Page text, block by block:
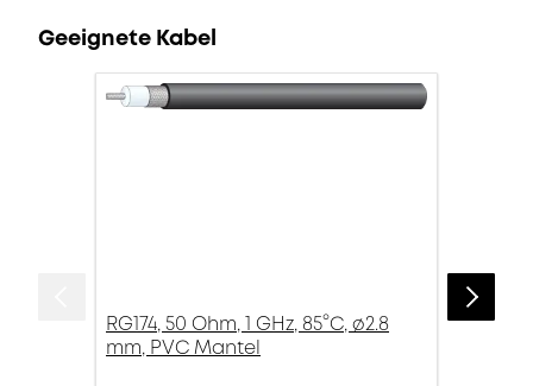
Geeignete Kabel
RG174, 50 Ohm, 1 GHz, 85°C, ø2.8
mm, PVC Mantel